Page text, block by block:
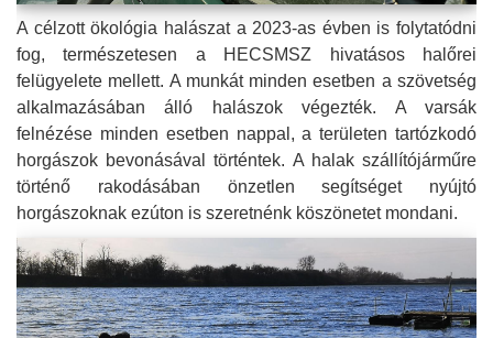
A célzott ökológia halászat a 2023-as évben is folytatódni
fog, természetesen a HECSMSZ hivatásos halőrei
felügyelete mellett. A munkát minden esetben a szövetség
alkalmazásában álló halászok végezték. A varsák
felnézése minden esetben nappal, a területen tartózkodó
horgászok bevonásával történtek. A halak szállítójárműre
történő rakodásában önzetlen segítséget nyújtó
horgászoknak ezúton is szeretnénk köszönetet mondani.